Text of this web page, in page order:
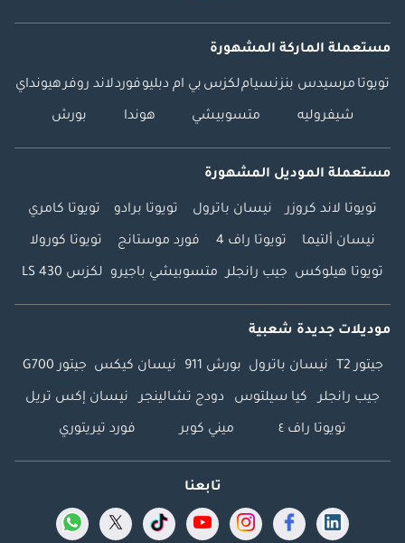
مستعملة الماركة المشهورة
تويوتا مرسيدس بنزنسياملكزس بي ام دبليوفوردلاند روفرهيونداي
شيفروليه متسوبيشي هوندا بورش
مستعملة الموديل المشهورة
تويوتا لاند كروزر نيسان باترول تويوتا برادو تويوتا كامري
نيسان ألتيما تويوتا راف 4 فورد موستانج تويوتا كورولا
تويوتا هيلوكس جيب رانجلر متسوبيشي باجيرو لكزس LS 430
موديلات جديدة شعبية
جيتور T2 نيسان باترول بورش 911 نيسان كيكس جيتور G700
جيب رانجلر كيا سيلتوس دودج تشالينجر نيسان إكس تريل
تويوتا راف ٤ ميني كوبر فورد تيريتوري
تابعنا